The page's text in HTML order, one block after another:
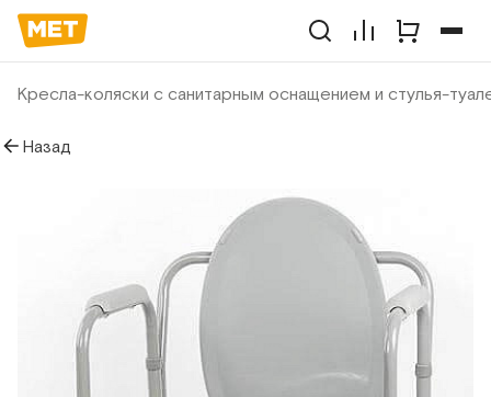
Кресла-коляски с санитарным оснащением и стулья-
Назад